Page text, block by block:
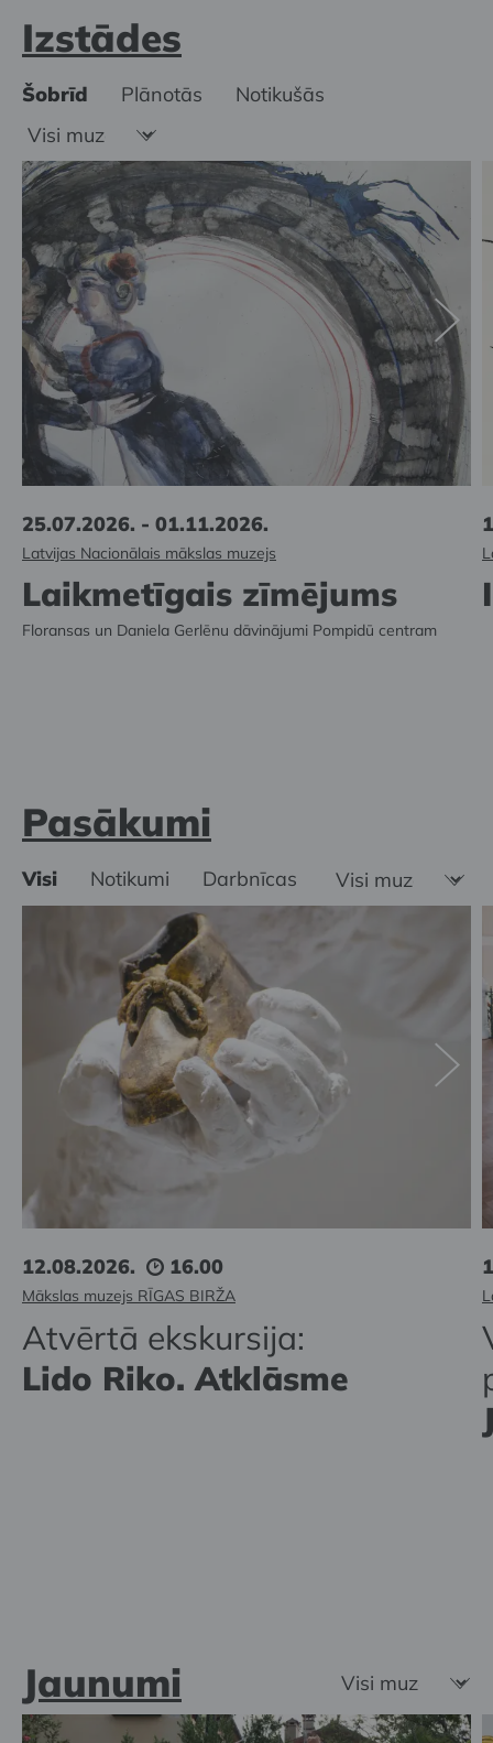
Izstādes
Šobrīd Plānotās Notikušās
25.07.2026. - 01.11.2026.
Latvijas Nacionālais mākslas muzejs
Laikmetīgais zīmējums
Floransas un Daniela Gerlēnu dāvinājumi Pompidū centram
Pasākumi
Visi Notikumi Darbnīcas
12.08.2026. 16.00
Mākslas muzejs RĪGAS BIRŽA
Atvērtā ekskursija:
Lido Riko. Atklāsme
Jaunumi